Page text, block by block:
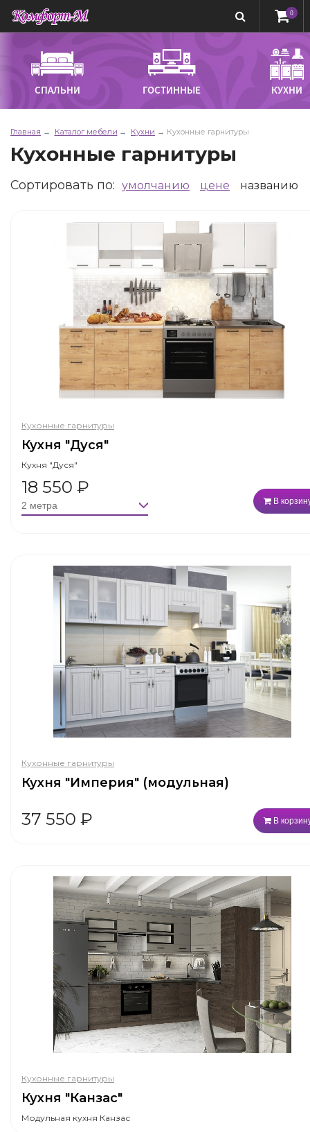
0
СПАЛЬНИ ГОСТИННЫЕ КУХНИ
Главная Каталог мебели Кухни Кухонные гарнитуры
Кухонные гарнитуры
Сортировать по: умолчанию цене названию
Кухонные гарнитуры
Кухня "Дуся"
Кухня "Дуся"
18 550 ₽
В
Кухонные гарнитуры
Кухня "Империя" (модульная)
37 550 ₽ В
Кухонные гарнитуры
Кухня "Канзас"
Модульная кухня Канзас